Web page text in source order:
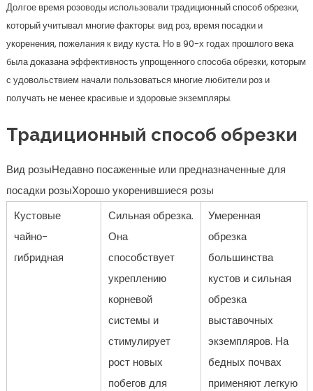
Долгое время розоводы использовали традиционный способ обрезки,
который учитывал многие факторы: вид роз, время посадки и
укоренения, пожелания к виду куста. Но в 90-х годах прошлого века
была доказана эффективность упрощенного способа обрезки, которым
с удовольствием начали пользоваться многие любители роз и
получать не менее красивые и здоровые экземпляры.
Традиционный способ обрезки
Вид розыНедавно посаженные или предназначенные для
посадки розыХорошо укоренившиеся розы
Кустовые
чайно-
гибридная
Сильная обрезка.
Она
способствует
укреплению
корневой
системы и
стимулирует
рост новых
побегов для
Умеренная
обрезка
большинства
кустов и сильная
обрезка
выставочных
экземпляров. На
бедных почвах
применяют легкую